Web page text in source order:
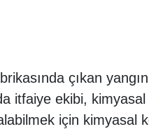
çıkan yangın
itfaiye ekibi,
için kimyasal